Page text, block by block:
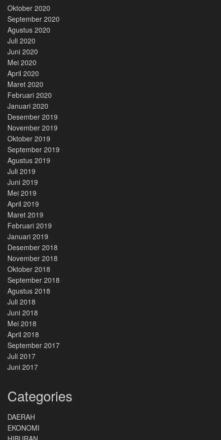
Oktober 2020
September 2020
Agustus 2020
Juli 2020
Juni 2020
Mei 2020
April 2020
Maret 2020
Februari 2020
Januari 2020
Desember 2019
November 2019
Oktober 2019
September 2019
Agustus 2019
Juli 2019
Juni 2019
Mei 2019
April 2019
Maret 2019
Februari 2019
Januari 2019
Desember 2018
November 2018
Oktober 2018
September 2018
Agustus 2018
Juli 2018
Juni 2018
Mei 2018
April 2018
September 2017
Juli 2017
Juni 2017
Categories
DAERAH
EKONOMI